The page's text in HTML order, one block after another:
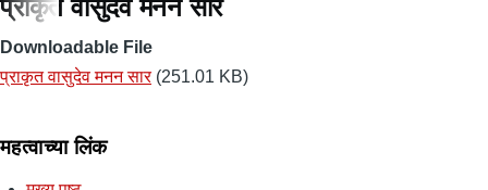
प्राकृत वासुदेव मनन सार
Downloadable File
प्राकृत वासुदेव मनन सार (251.01 KB)
महत्वाच्या लिंक